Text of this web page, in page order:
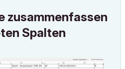
zusammenfassen
Spalten